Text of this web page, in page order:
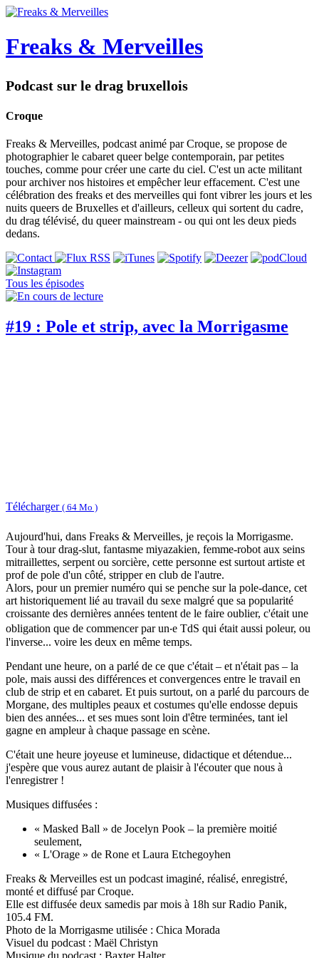
Freaks & Merveilles
Podcast sur le drag bruxellois
Croque
Freaks & Merveilles, podcast animé par Croque, se propose de
photographier le cabaret queer belge contemporain, par petites
touches, comme pour créer une carte du ciel. C'est un acte militant
pour archiver nos histoires et empêcher leur effacement. C'est une
célébration des freaks et des merveilles qui font vibrer les jours et les
nuits queers de Bruxelles et d'ailleurs, celleux qui sortent du cadre,
du drag télévisé, du queer mainstream - ou qui ont les deux pieds
dedans.
Tous les épisodes
#19 : Pole et strip, avec la Morrigasme
Télécharger ( 64 Mo )
Aujourd'hui, dans Freaks & Merveilles, je reçois la Morrigasme.
Tour à tour drag-slut, fantasme miyazakien, femme-robot aux seins
mitraillettes, serpent ou sorcière, cette personne est surtout artiste et
prof de pole d'un côté, stripper en club de l'autre.
Alors, pour un premier numéro qui se penche sur la pole-dance, cet
art historiquement lié au travail du sexe malgré que sa popularité
croissante des dernières années tentent de le faire oublier, c'était une
obligation que de commencer par un‧e TdS qui était aussi poleur, ou
l'inverse... voire les deux en même temps.
Pendant une heure, on a parlé de ce que c'était – et n'était pas – la
pole, mais aussi des différences et convergences entre le travail en
club de strip et en cabaret. Et puis surtout, on a parlé du parcours de
Morgane, des multiples peaux et costumes qu'elle endosse depuis
bien des années... et ses mues sont loin d'être terminées, tant iel
gagne en ampleur à chaque passage en scène.
C'était une heure joyeuse et lumineuse, didactique et détendue...
j'espère que vous aurez autant de plaisir à l'écouter que nous à
l'enregistrer !
Musiques diffusées :
« Masked Ball » de Jocelyn Pook – la première moitié
seulement,
« L'Orage » de Rone et Laura Etchegoyhen
Freaks & Merveilles est un podcast imaginé, réalisé, enregistré,
monté et diffusé par Croque.
Elle est diffusée deux samedis par mois à 18h sur Radio Panik,
105.4 FM.
Photo de la Morrigasme utilisée : Chica Morada
Visuel du podcast : Maël Christyn